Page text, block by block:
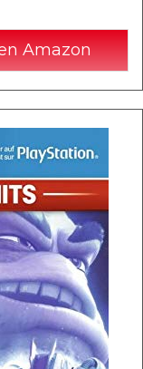
Amazon